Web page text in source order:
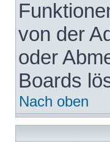
von der
oder
Boards
Nach oben